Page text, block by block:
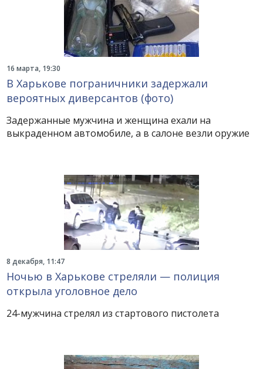
16 марта, 19:30
В Харькове пограничники задержали
вероятных диверсантов (фото)
Задержанные мужчина и женщина ехали на
выкраденном автомобиле, а в салоне везли оружие
8 декабря, 11:47
Ночью в Харькове стреляли — полиция
открыла уголовное дело
24-мужчина стрелял из стартового пистолета